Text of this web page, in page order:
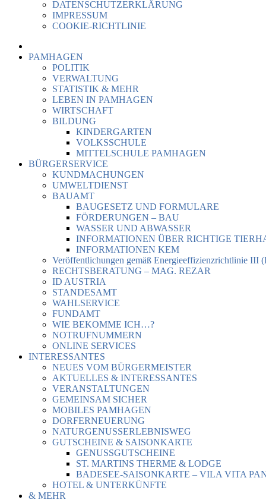
DATENSCHUTZERKLÄRUNG
IMPRESSUM
COOKIE-RICHTLINIE
PAMHAGEN
POLITIK
VERWALTUNG
STATISTIK & MEHR
LEBEN IN PAMHAGEN
WIRTSCHAFT
BILDUNG
KINDERGARTEN
VOLKSSCHULE
MITTELSCHULE PAMHAGEN
BÜRGERSERVICE
KUNDMACHUNGEN
UMWELTDIENST
BAUAMT
BAUGESETZ UND FORMULARE
FÖRDERUNGEN – BAU
WASSER UND ABWASSER
INFORMATIONEN ÜBER RICHTIGE
INFORMATIONEN KEM
Veröffentlichungen gemäß Energieeffizienzrichtlinie III
RECHTSBERATUNG – MAG. REZAR
ID AUSTRIA
STANDESAMT
WAHLSERVICE
FUNDAMT
WIE BEKOMME ICH…?
NOTRUFNUMMERN
ONLINE SERVICES
INTERESSANTES
NEUES VOM BÜRGERMEISTER
AKTUELLES & INTERESSANTES
VERANSTALTUNGEN
GEMEINSAM SICHER
MOBILES PAMHAGEN
DORFERNEUERUNG
NATURGENUSSERLEBNISWEG
GUTSCHEINE & SAISONKARTE
GENUSSGUTSCHEINE
ST. MARTINS THERME & LODGE
BADESEE-SAISONKARTE – VILA VITA
HOTEL & UNTERKÜNFTE
& MEHR